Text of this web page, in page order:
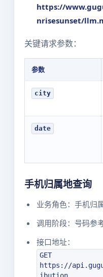
https://
nrisesunset/
关键请求参数：
参数
city
date
手机归属地查询
业务角色：手机归
调用阶段：号码参
接口地址：
GET
https://